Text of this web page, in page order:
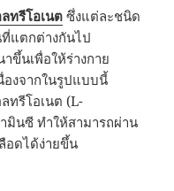
ทรีโอเนตซึ่งแต่ละชนิด
แตกต่างกันไป
ขึ้นเพื่อให้ร่างกาย
งจากในรูปแบบนี้
ทรีโอเนต (L-
มินซี ทำให้สามารถผ่าน
อดได้ง่ายขึ้น